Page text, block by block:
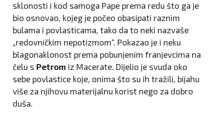
sklonosti i kod samoga Pape prema redu što ga je
bio osnovao, kojeg je počeo obasipati raznim
bulama i povlasticama, tako da to neki nazvaše
„redovničkim nepotizmom“. Pokazao je i neku
blagonaklonost prema pobunjenim franjevcima na
čelu s Petrom iz Macerate. Dijelio je svuda oko
sebe povlastice koje, onima što su ih tražili, bijahu
više za njihovu materijalnu korist nego za dobro
duša.